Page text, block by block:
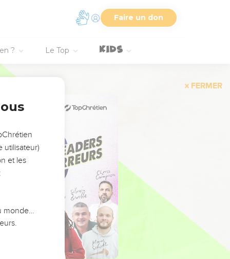
Faire un don
? Le Top
FERMER
utilisateur)
et les
monde…